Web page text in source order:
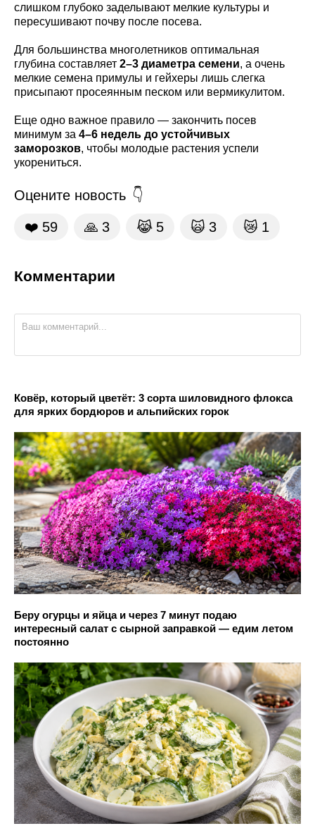
слишком глубоко заделывают мелкие культуры и
пересушивают почву после посева.
Для большинства многолетников оптимальная
глубина составляет 2–3 диаметра семени, а очень
мелкие семена примулы и гейхеры лишь слегка
присыпают просеянным песком или вермикулитом.
Еще одно важное правило — закончить посев
минимум за 4–6 недель до устойчивых
заморозков, чтобы молодые растения успели
укорениться.
Оцените новость
❤️ 59 🙏 3 😹 5 🙀 3 😿 1
Комментарии
Ковёр, который цветёт: 3 сорта шиловидного флокса
для ярких бордюров и альпийских горок
Беру огурцы и яйца и через 7 минут подаю
интересный салат с сырной заправкой — едим летом
постоянно